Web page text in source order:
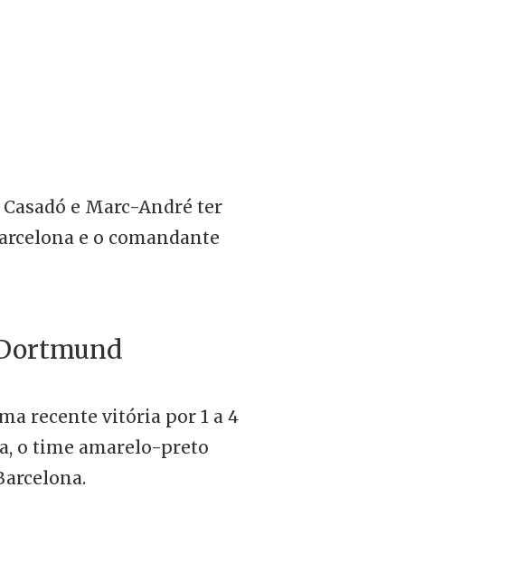
e Marc-André ter
e o comandante
recente vitória por 1 a 4
o time amarelo-preto